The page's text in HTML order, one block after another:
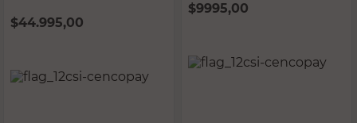
$44.995,00
$9995,00